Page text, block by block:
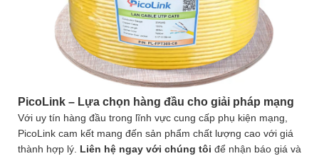
PicoLink – Lựa chọn hàng đầu cho giải pháp mạng
Với uy tín hàng đầu trong lĩnh vực cung cấp phụ kiện mạng,
PicoLink cam kết mang đến sản phẩm chất lượng cao với giá
thành hợp lý. Liên hệ ngay với chúng tôi để nhận báo giá và